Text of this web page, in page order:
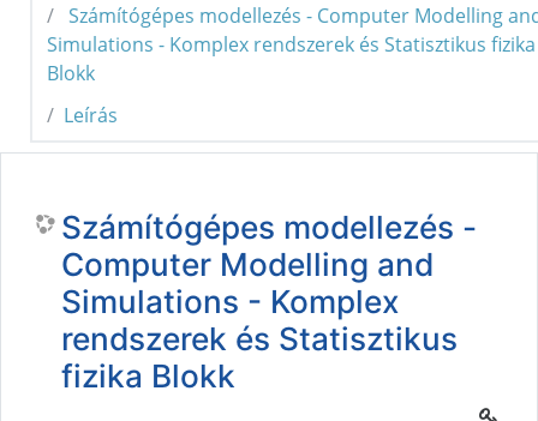
Számítógépes modellezés - Computer Modelling
Simulations - Komplex rendszerek és Statisztikus fizika
Blokk
Leírás
Számítógépes modellezés -
Computer Modelling and
Simulations - Komplex
rendszerek és Statisztikus
fizika Blokk